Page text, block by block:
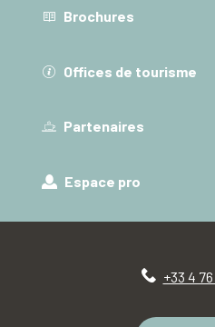
Brochures
Offices de tourisme
Partenaires
Espace pro
+33 4